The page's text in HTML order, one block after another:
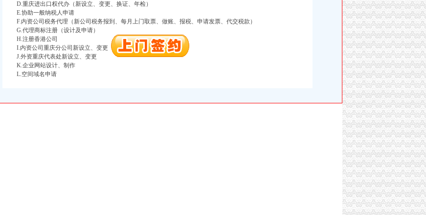
）
）
）
）
同
公室出租|提供
D.重庆进出口权代办（新设立、变更、换证、年检）
E.协助一般纳税人申请
F.内资公司税务代理（新公司税务报到、每月上门取票、做账、报税、申请发票、代交税款）
G.代理商标注册（设计及申请）
H.注册香港公司
I.内资公司重庆分公司新设立、变更
J.外资重庆代表处新设立、变更
K.企业网站设计、制作
L.空间域名申请